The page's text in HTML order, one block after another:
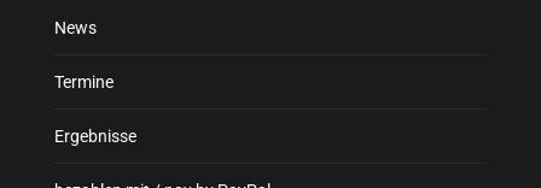
News
Termine
Ergebnisse